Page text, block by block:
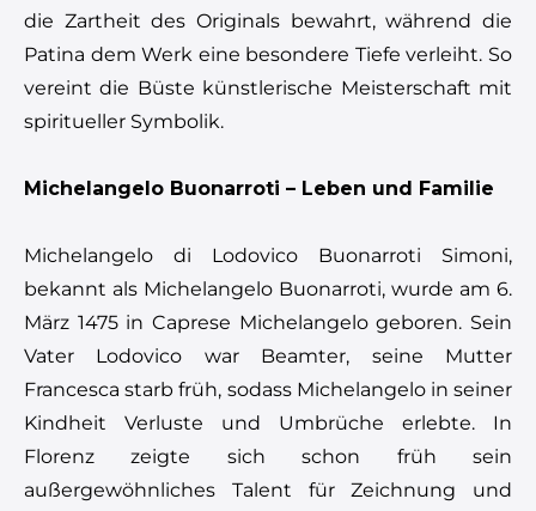
die Zartheit des Originals bewahrt, während die
Patina dem Werk eine besondere Tiefe verleiht. So
vereint die Büste künstlerische Meisterschaft mit
spiritueller Symbolik.
Michelangelo Buonarroti – Leben und Familie
Michelangelo di Lodovico Buonarroti Simoni,
bekannt als Michelangelo Buonarroti, wurde am 6.
März 1475 in Caprese Michelangelo geboren. Sein
Vater Lodovico war Beamter, seine Mutter
Francesca starb früh, sodass Michelangelo in seiner
Kindheit Verluste und Umbrüche erlebte. In
Florenz zeigte sich schon früh sein
außergewöhnliches Talent für Zeichnung und